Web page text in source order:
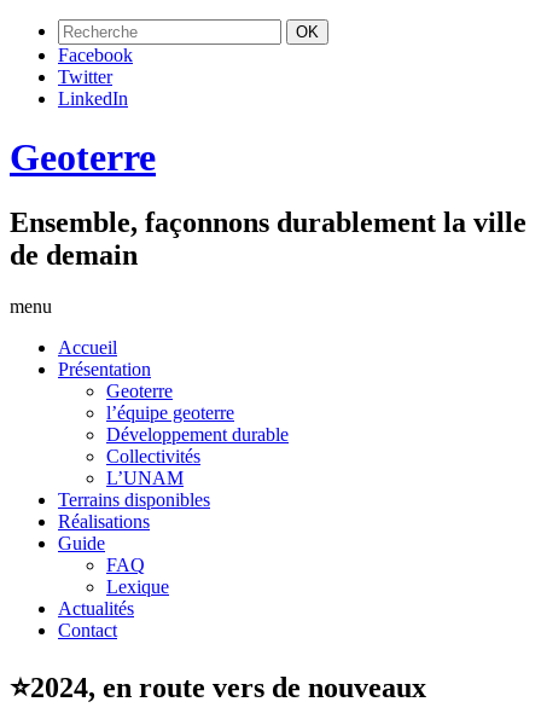
Facebook
Twitter
LinkedIn
Geoterre
Ensemble, façonnons durablement la ville
de demain
menu
Accueil
Présentation
Geoterre
l’équipe geoterre
Développement durable
Collectivités
L’UNAM
Terrains disponibles
Réalisations
Guide
FAQ
Lexique
Actualités
Contact
⭐️2024, en route vers de nouveaux